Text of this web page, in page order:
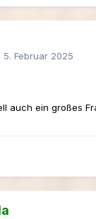
5. Februar 2025
auch ein großes